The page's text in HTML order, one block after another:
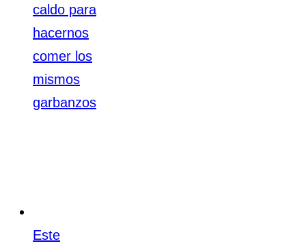
caldo para
hacernos
comer los
mismos
garbanzos
Este